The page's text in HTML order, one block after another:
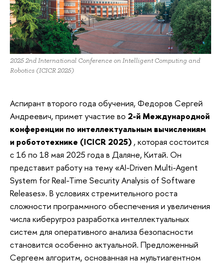
2025 2nd International Conference on Intelligent Computing and
Robotics (ICICR 2025)
Аспирант второго года обучения, Федоров Сергей
Андреевич, примет участие во 2-й Международной
конференции по интеллектуальным вычислениям
и робототехнике (ICICR 2025) , которая состоится
с 16 по 18 мая 2025 года в Даляне, Китай. Он
представит работу на тему «AI-Driven Multi-Agent
System for Real-Time Security Analysis of Software
Releases». В условиях стремительного роста
сложности программного обеспечения и увеличения
числа киберугроз разработка интеллектуальных
систем для оперативного анализа безопасности
становится особенно актуальной. Предложенный
Сергеем алгоритм, основанная на мультиагентном